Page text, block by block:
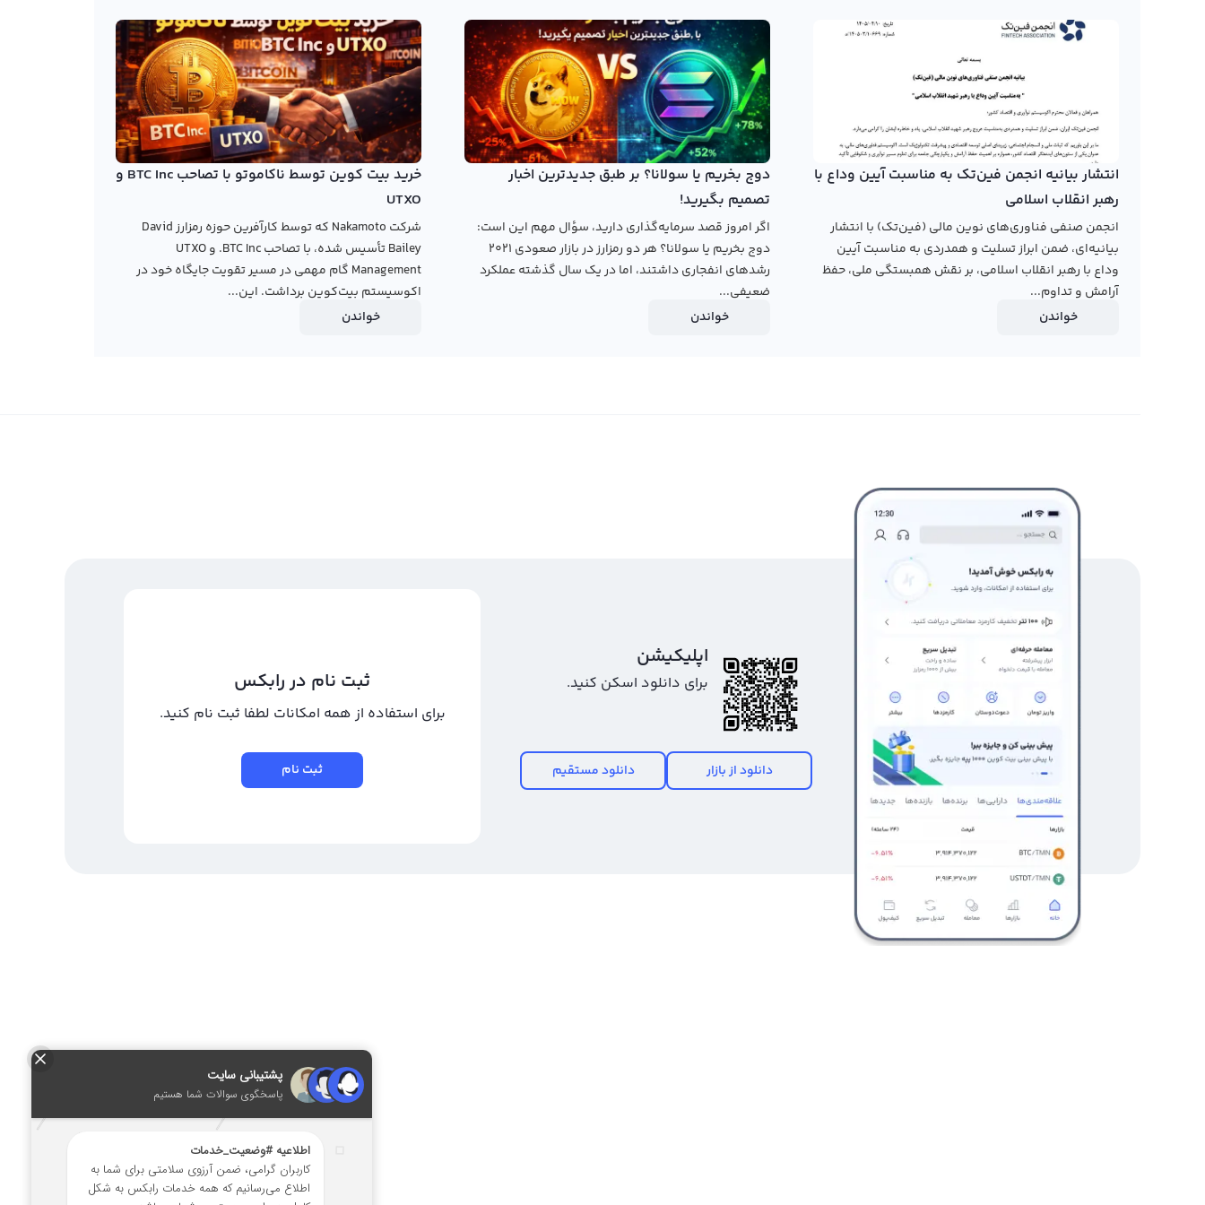
نیز World coin است. نمودار ورلد کوین با استفاده از روش‌های مختلف نمایشی مثل کندل و نمودار خطی اطلاعات قیمت این ارز
را به کاربران ارائه می‌کند و امکان استفاده از تایم فریم‌های مختلف برای تحلیل وجود دارد.
در حال حاضر هیچکدام از صرافی‌های ارز دیجیتال ایرانی نمودار ورلد کوین را از ابتدای فعالیت آن به کاربران ارائه نمی‌کنند. این
ارز جدید در سال 2020 به بازار عرضه شده است و هنوز در مقیاس بزرگی مورد توجه قرار نگرفته است. برای مشاهده نمودار قیمت
ورلد کوین به تومان و دلار در سال‌های اخیر می‌توانید به وبسایت صرافی مورد نظر خود مراجعه کنید. رابکس در این صفحه
نمودار قیمت ورلد کوین به تومان و دلار را برای کاربران خود ارائه می‌کند و از ابزارهای تحلیل پیشرفته برای بررسی این ارز
استفاده می‌کند.
رابکس از خرید و فروش بیش از ۱۰۰۰ ارز دیجیتال پشتیبانی می‌کند. برای معامله رمز ورلد کوین، به صفحه
خرید ورلد کوین
انتشار بیانیه انجمن فین‌تک به مناسبت آیین وداع با
رهبر انقلاب اسلامی
انجمن صنفی فناوری‌های نوین مالی (فین‌تک) با انتشار
بیانیه‌ای، ضمن ابراز تسلیت و همدردی به مناسبت آیین
وداع با رهبر انقلاب اسلامی، بر نقش همبستگی ملی، حفظ
آرامش و تداوم...
خواندن
دوج بخریم یا سولانا؟ بر طبق جدیدترین اخبار
تصمیم بگیرید!
اگر امروز قصد سرمایه‌گذاری دارید، سؤال مهم این است:
دوج بخریم یا سولانا؟ هر دو رمزارز در بازار صعودی ۲۰۲۱
رشدهای انفجاری داشتند، اما در یک سال گذشته عملکرد
ضعیفی...
خواندن
خرید بیت کوین توسط ناکاموتو با تصاحب BTC Inc و
UTXO
شرکت Nakamoto که توسط کارآفرین حوزه رمزارز David
Bailey تأسیس شده، با تصاحب BTC Inc. و UTXO
Management گام مهمی در مسیر تقویت جایگاه خود در
اکوسیستم بیت‌کوین برداشت. این...
خواندن
اپلیکیشن
برای دانلود اسکن کنید.
دانلود از بازار دانلود مستقیم
ثبت نام در رابکس
برای استفاده از همه امکانات لطفا ثبت نام کنید.
ثبت نام